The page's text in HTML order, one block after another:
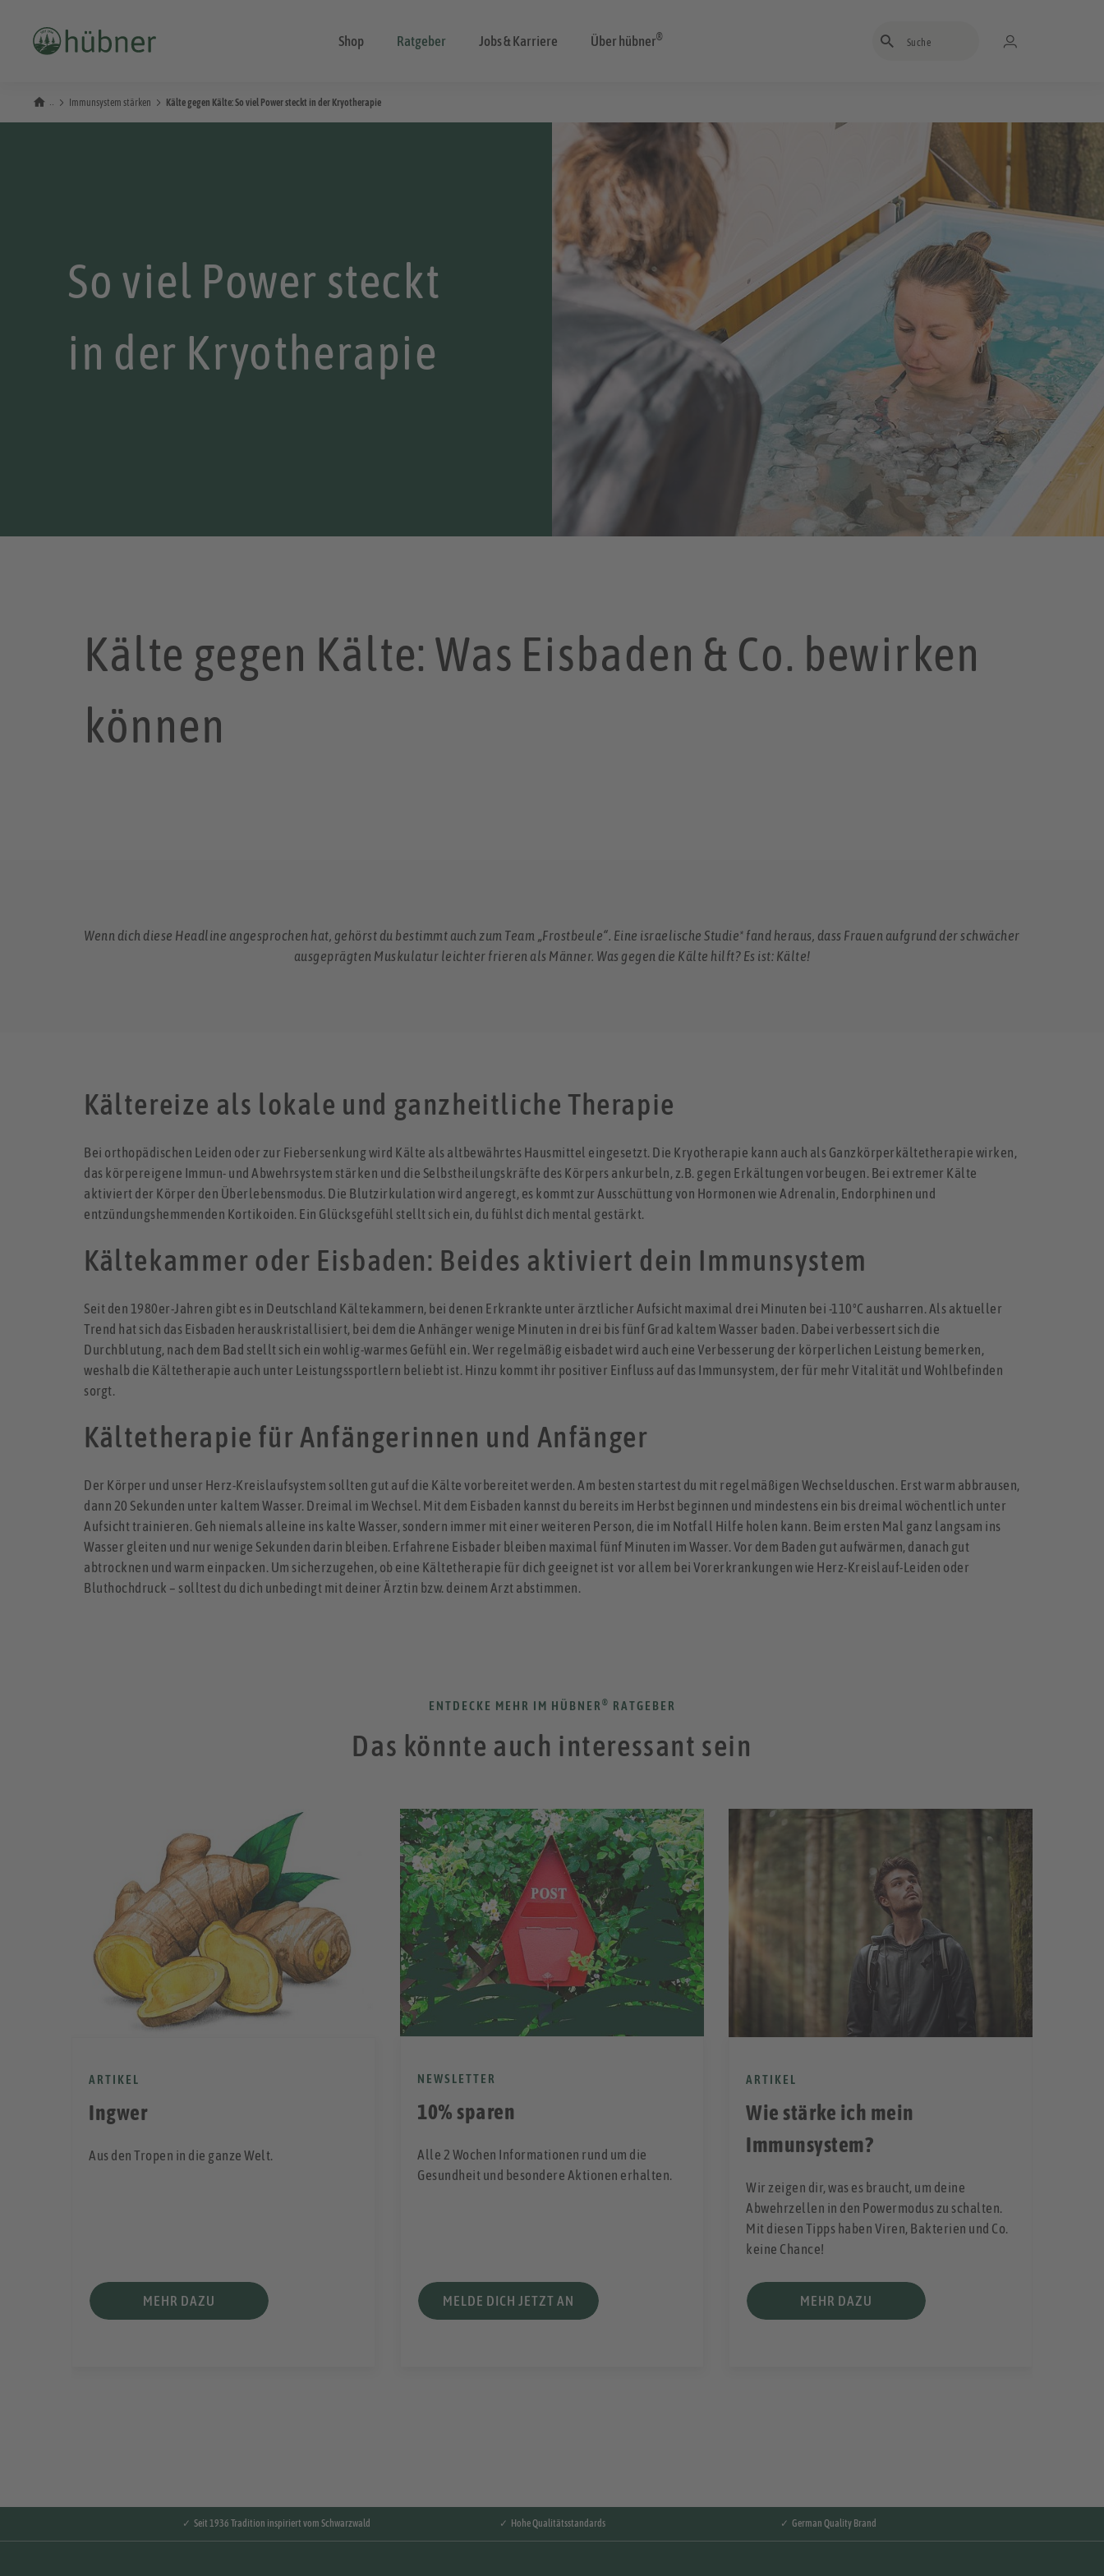
Shop Ratgeber Jobs & Karriere Über hübner®
Immunsystem stärken Kälte gegen Kälte: So viel Power steckt in der Kryotherapie
So viel Power steckt
in der Kryotherapie
Kälte gegen Kälte: Was Eisbaden & Co. bewirken
können
Wenn dich diese Headline angesprochen hat, gehörst du bestimmt auch zum Team „Frostbeule“. Eine israelische Studie* fand heraus, dass Frauen aufgrund der schwächer
ausgeprägten Muskulatur leichter frieren als Männer. Was gegen die Kälte hilft? Es ist: Kälte!
Kältereize als lokale und ganzheitliche Therapie
Bei orthopädischen Leiden oder zur Fiebersenkung wird Kälte als altbewährtes Hausmittel eingesetzt. Die Kryotherapie kann auch als Ganzkörperkältetherapie wirken,
das körpereigene Immun- und Abwehrsystem stärken und die Selbstheilungskräfte des Körpers ankurbeln, z.B. gegen Erkältungen vorbeugen. Bei extremer Kälte
aktiviert der Körper den Überlebensmodus. Die Blutzirkulation wird angeregt, es kommt zur Ausschüttung von Hormonen wie Adrenalin, Endorphinen und
entzündungshemmenden Kortikoiden. Ein Glücksgefühl stellt sich ein, du fühlst dich mental gestärkt.
Kältekammer oder Eisbaden: Beides aktiviert dein Immunsystem
Seit den 1980er-Jahren gibt es in Deutschland Kältekammern, bei denen Erkrankte unter ärztlicher Aufsicht maximal drei Minuten bei -110°C ausharren. Als aktueller
Trend hat sich das Eisbaden herauskristallisiert, bei dem die Anhänger wenige Minuten in drei bis fünf Grad kaltem Wasser baden. Dabei verbessert sich die
Durchblutung, nach dem Bad stellt sich ein wohlig-warmes Gefühl ein. Wer regelmäßig eisbadet wird auch eine Verbesserung der körperlichen Leistung bemerken,
weshalb die Kältetherapie auch unter Leistungssportlern beliebt ist. Hinzu kommt ihr positiver Einfluss auf das Immunsystem, der für mehr Vitalität und Wohlbefinden
sorgt.
Kältetherapie für Anfängerinnen und Anfänger
Der Körper und unser Herz-Kreislaufsystem sollten gut auf die Kälte vorbereitet werden. Am besten startest du mit regelmäßigen Wechselduschen. Erst warm abbrausen,
dann 20 Sekunden unter kaltem Wasser. Dreimal im Wechsel. Mit dem Eisbaden kannst du bereits im Herbst beginnen und mindestens ein bis dreimal wöchentlich unter
Aufsicht trainieren. Geh niemals alleine ins kalte Wasser, sondern immer mit einer weiteren Person, die im Notfall Hilfe holen kann. Beim ersten Mal ganz langsam ins
Wasser gleiten und nur wenige Sekunden darin bleiben. Erfahrene Eisbader bleiben maximal fünf Minuten im Wasser. Vor dem Baden gut aufwärmen, danach gut
abtrocknen und warm einpacken. Um sicherzugehen, ob eine Kältetherapie für dich geeignet ist ­ vor allem bei Vorerkrankungen wie Herz-Kreislauf-Leiden oder
Bluthochdruck – solltest du dich unbedingt mit deiner Ärztin bzw. deinem Arzt abstimmen.
ENTDECKE MEHR IM HÜBNER ® RATGEBER
Das könnte auch interessant sein
ARTIKEL
Ingwer
Aus den Tropen in die ganze Welt.
MEHR DAZU
NEWSLETTER
10% sparen
Alle 2 Wochen Informationen rund um die
Gesundheit und besondere Aktionen erhalten.
MELDE DICH JETZT AN
ARTIKEL
Wie stärke ich mein
Immunsystem?
Wir zeigen dir, was es braucht, um deine
Abwehrzellen in den Powermodus zu schalten.
Mit diesen Tipps haben Viren, Bakterien und Co.
keine Chance!
MEHR DAZU
✓ Seit 1936 Tradition inspiriert vom Schwarzwald ✓ Hohe Qualitätsstandards ✓ German Quality Brand